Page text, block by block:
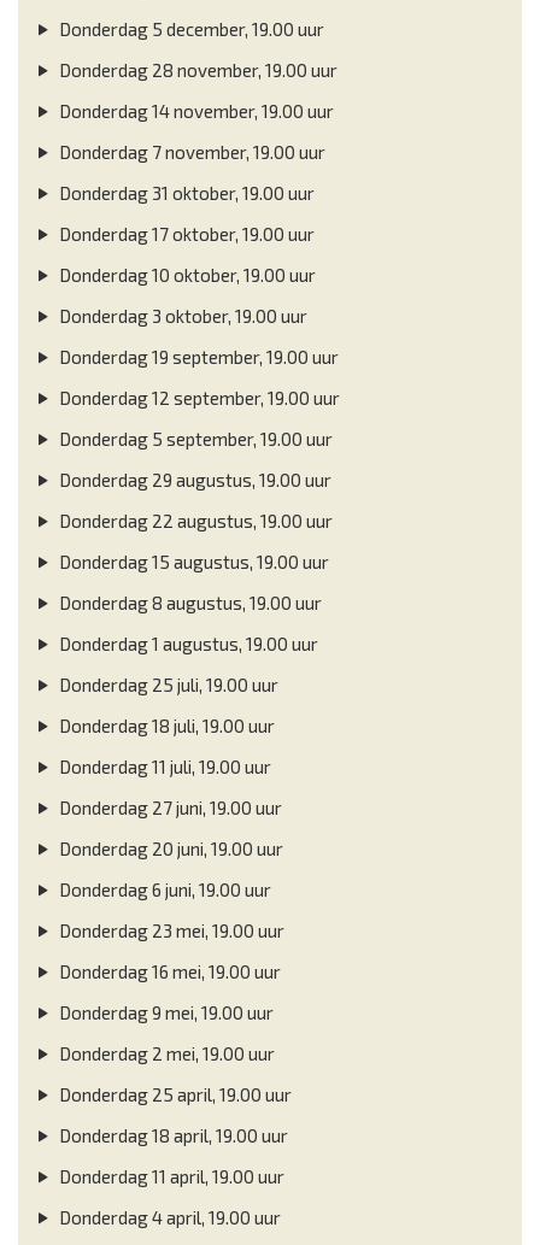
Donderdag 5 december, 19.00 uur
Donderdag 28 november, 19.00 uur
Donderdag 14 november, 19.00 uur
Donderdag 7 november, 19.00 uur
Donderdag 31 oktober, 19.00 uur
Donderdag 17 oktober, 19.00 uur
Donderdag 10 oktober, 19.00 uur
Donderdag 3 oktober, 19.00 uur
Donderdag 19 september, 19.00 uur
Donderdag 12 september, 19.00 uur
Donderdag 5 september, 19.00 uur
Donderdag 29 augustus, 19.00 uur
Donderdag 22 augustus, 19.00 uur
Donderdag 15 augustus, 19.00 uur
Donderdag 8 augustus, 19.00 uur
Donderdag 1 augustus, 19.00 uur
Donderdag 25 juli, 19.00 uur
Donderdag 18 juli, 19.00 uur
Donderdag 11 juli, 19.00 uur
Donderdag 27 juni, 19.00 uur
Donderdag 20 juni, 19.00 uur
Donderdag 6 juni, 19.00 uur
Donderdag 23 mei, 19.00 uur
Donderdag 16 mei, 19.00 uur
Donderdag 9 mei, 19.00 uur
Donderdag 2 mei, 19.00 uur
Donderdag 25 april, 19.00 uur
Donderdag 18 april, 19.00 uur
Donderdag 11 april, 19.00 uur
Donderdag 4 april, 19.00 uur